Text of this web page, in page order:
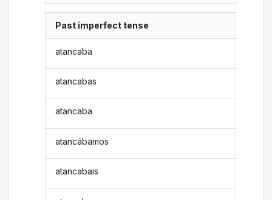
Past imperfect tense
atancaba
atancabas
atancaba
atancábamos
atancabais